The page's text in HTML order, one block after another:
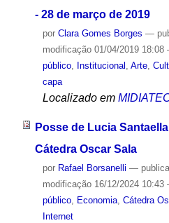
- 28 de março de 2019
por Clara Gomes Borges —
modificação01/04/2019 18:08
público, Institucional Arte,
capa
Localizado em
Posse de Lucia
Cátedra Oscar Sala
por Rafael Borsanelli —
modificação16/12/2024 10:43
público, Economia, Cátedra
Internet